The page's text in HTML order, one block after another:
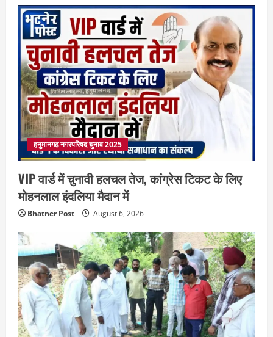
हनुमानगढ़ नगरपरिषद चुनाव 2025
VIP वार्ड में चुनावी हलचल तेज, कांग्रेस टिकट के लिए
मोहनलाल इंदलिया मैदान में
Bhatner Post August 6, 2026